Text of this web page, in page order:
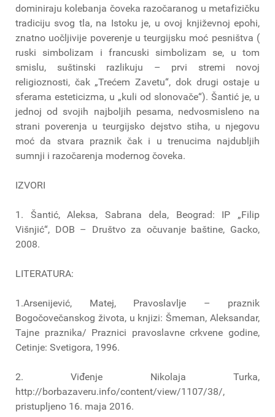
dominiraju kolebanja čoveka razočaranog u metafizičku
tradiciju svog tla, na Istoku je, u ovoj književnoj epohi,
znatno uočljivije poverenje u teurgijsku moć pesništva (
ruski simbolizam i francuski simbolizam se, u tom
smislu, suštinski razlikuju – prvi stremi novoj
religioznosti, čak „Trećem Zavetu“, dok drugi ostaje u
sferama esteticizma, u „kuli od slonovače“). Šantić je, u
jednoj od svojih najboljih pesama, nedvosmisleno na
strani poverenja u teurgijsko dejstvo stiha, u njegovu
moć da stvara praznik čak i u trenucima najdubljih
sumnji i razočarenja modernog čoveka.
IZVORI
1. Šantić, Aleksa, Sabrana dela, Beograd: IP „Filip
Višnjić“, DOB – Društvo za očuvanje baštine, Gacko,
2008.
LITERATURA:
1.Arsenijević, Matej, Pravoslavlje – praznik
Bogočovečanskog života, u knjizi: Šmeman, Aleksandar,
Tajne praznika/ Praznici pravoslavne crkvene godine,
Cetinje: Svetigora, 1996.
2. Viđenje Nikolaja Turka,
http://borbazaveru.info/content/view/1107/38/,
pristupljeno 16. maja 2016.